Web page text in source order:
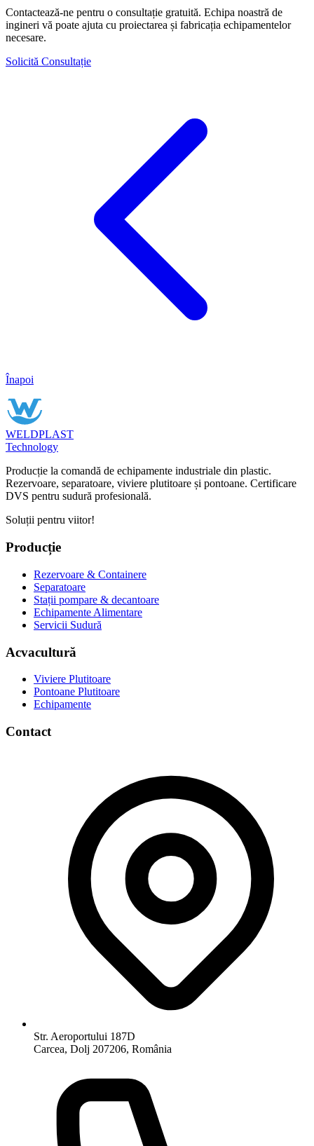
Contactează-ne pentru o consultație gratuită. Echipa noastră de
ingineri vă poate ajuta cu proiectarea și fabricația echipamentelor
necesare.
Solicită Consultație
Înapoi
WELDPLAST
Technology
Producție la comandă de echipamente industriale din plastic.
Rezervoare, separatoare, viviere plutitoare și pontoane. Certificare
DVS pentru sudură profesională.
Soluții pentru viitor!
Producție
Rezervoare & Containere
Separatoare
Stații pompare & decantoare
Echipamente Alimentare
Servicii Sudură
Acvacultură
Viviere Plutitoare
Pontoane Plutitoare
Echipamente
Contact
Str. Aeroportului 187D
Carcea, Dolj 207206, România